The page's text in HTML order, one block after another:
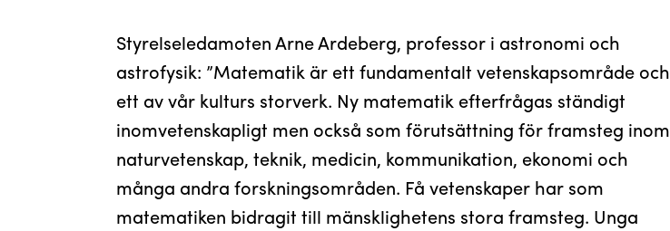
Styrelseledamoten Arne Ardeberg, professor i astronomi och
astrofysik: ”Matematik är ett fundamentalt vetenskapsområde och
ett av vår kulturs storverk. Ny matematik efterfrågas ständigt
inomvetenskapligt men också som förutsättning för framsteg inom
naturvetenskap, teknik, medicin, kommunikation, ekonomi och
många andra forskningsområden. Få vetenskaper har som
matematiken bidragit till mänsklighetens stora framsteg. Unga